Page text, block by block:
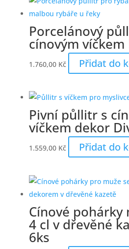
Porcelánový
cínovým víčkem
1.760,00 Kč Přidat do
Pivní půllitr s
víčkem dekor
1.559,00 Kč Přidat do
Cínové pohárky
4 cl v dřevěné
6ks